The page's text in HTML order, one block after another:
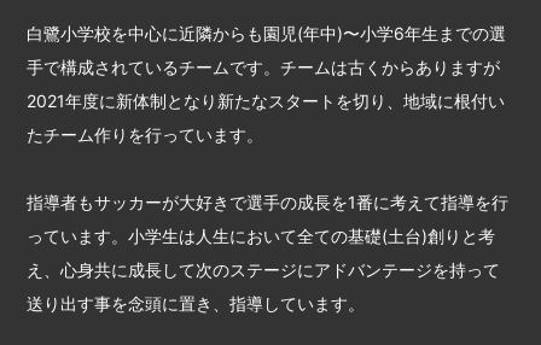
白鷺小学校を中心に近隣からも園児(年中)〜小学6年生までの選
手で構成されているチームです。チームは古くからありますが
2021年度に新体制となり新たなスタートを切り、地域に根付い
たチーム作りを行っています。
指導者もサッカーが大好きで選手の成長を1番に考えて指導を行
っています。小学生は人生において全ての基礎(土台)創りと考
え、心身共に成長して次のステージにアドバンテージを持って
送り出す事を念頭に置き、指導しています。